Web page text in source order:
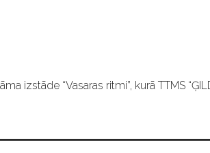
izstāde “Vasaras ritmi”, kurā TTMS